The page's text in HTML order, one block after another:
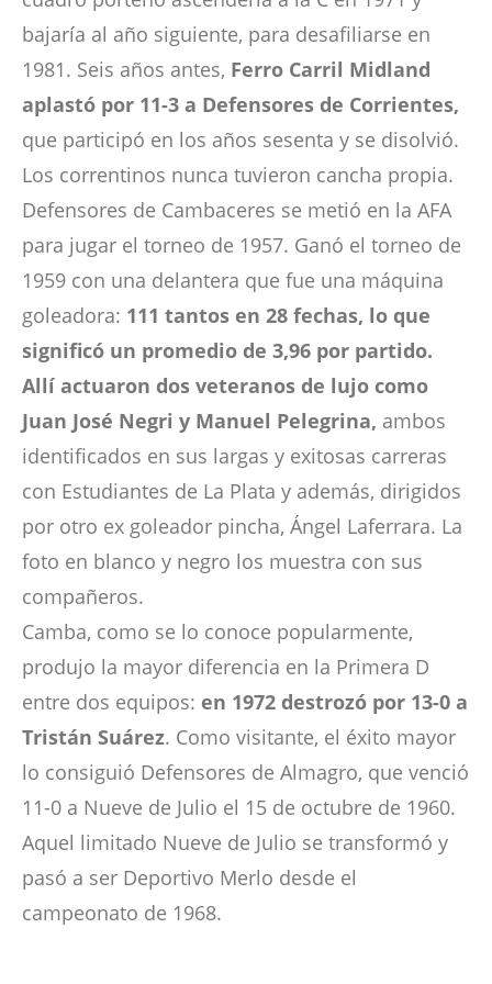
bajaría al año siguiente, para desafiliarse en
1981. Seis años antes, Ferro Carril Midland
aplastó por 11-3 a Defensores de Corrientes,
que participó en los años sesenta y se disolvió.
Los correntinos nunca tuvieron cancha propia.
Defensores de Cambaceres se metió en la AFA
para jugar el torneo de 1957. Ganó el torneo de
1959 con una delantera que fue una máquina
goleadora: 111 tantos en 28 fechas, lo que
significó un promedio de 3,96 por partido.
Allí actuaron dos veteranos de lujo como
Juan José Negri y Manuel Pelegrina, ambos
identificados en sus largas y exitosas carreras
con Estudiantes de La Plata y además, dirigidos
por otro ex goleador pincha, Ángel Laferrara. La
foto en blanco y negro los muestra con sus
compañeros.
Camba, como se lo conoce popularmente,
produjo la mayor diferencia en la Primera D
entre dos equipos: en 1972 destrozó por 13-0 a
Tristán Suárez. Como visitante, el éxito mayor
lo consiguió Defensores de Almagro, que venció
11-0 a Nueve de Julio el 15 de octubre de 1960.
Aquel limitado Nueve de Julio se transformó y
pasó a ser Deportivo Merlo desde el
campeonato de 1968.